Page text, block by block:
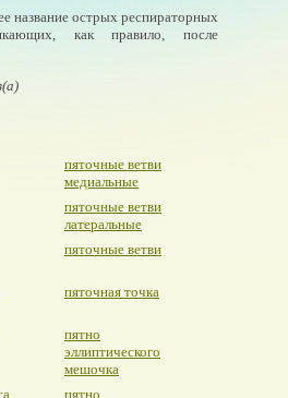
название острых респираторных
как правило, после
пяточные ветви
медиальные
пяточные ветви
латеральные
пяточные ветви
пяточная точка
пятно
эллиптического
мешочка
пятно